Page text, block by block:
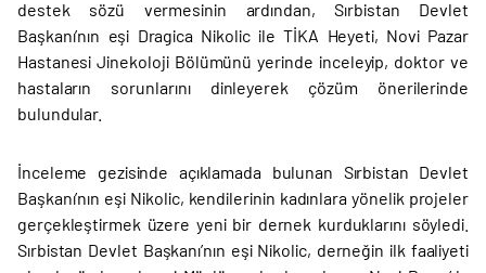
destek sözü vermesinin ardından, Sırbistan Devlet
Başkanı’nın eşi Dragica Nikolic ile TİKA Heyeti, Novi Pazar
Hastanesi Jinekoloji Bölümünü yerinde inceleyip, doktor ve
hastaların sorunlarını dinleyerek çözüm önerilerinde
bulundular.
İnceleme gezisinde açıklamada bulunan Sırbistan Devlet
Başkanı’nın eşi Nikolic, kendilerinin kadınlara yönelik projeler
gerçekleştirmek üzere yeni bir dernek kurduklarını söyledi.
Sırbistan Devlet Başkanı’nın eşi Nikolic, derneğin ilk faaliyeti